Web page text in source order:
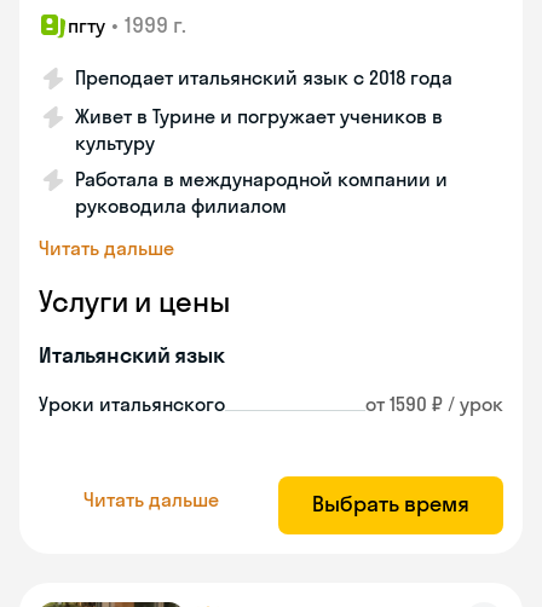
пгту • 1999 г.
Преподает итальянский язык с 2018 года
Живет в Турине и погружает учеников в
культуру
Работала в международной компании и
руководила филиалом
Читать дальше
Услуги и цены
Итальянский язык
Уроки итальянского от 1590 ₽ / урок
Читать дальше Выбрать время